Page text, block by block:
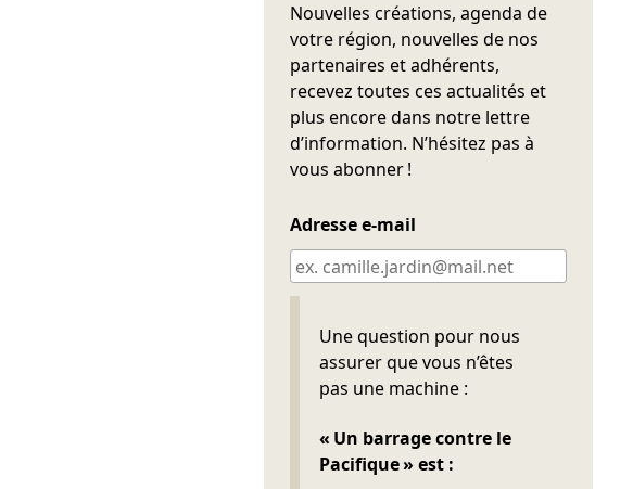
Nouvelles créations, agenda de
votre région, nouvelles de nos
partenaires et adhérents,
recevez toutes ces actualités et
plus encore dans notre lettre
d’information. N’hésitez pas à
vous abonner !
Adresse e-mail
Une question pour nous
assurer que vous n’êtes
pas une machine :
« Un barrage contre le
Pacifique » est :
Ne pas remplir